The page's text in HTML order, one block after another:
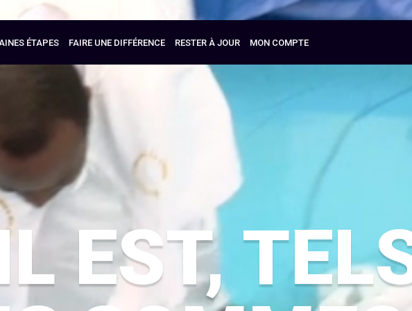
ÉTAPES FAIRE UNE DIFFÉRENCE RESTER À JOUR MON COMPTE
EST,